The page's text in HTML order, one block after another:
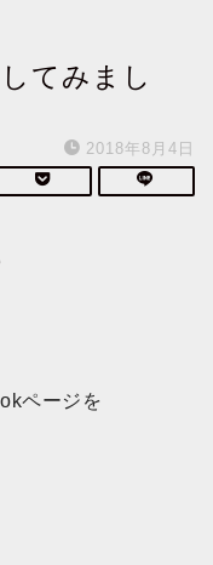
てみまし
2018年8月4日
ページを